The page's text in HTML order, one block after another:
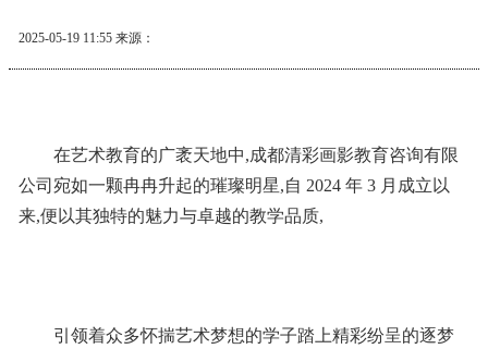
2025-05-19 11:55 来源：
在艺术教育的广袤天地中,成都清彩画影教育咨询有限
公司宛如一颗冉冉升起的璀璨明星,自 2024 年 3 月成立以
来,便以其独特的魅力与卓越的教学品质,
引领着众多怀揣艺术梦想的学子踏上精彩纷呈的逐梦